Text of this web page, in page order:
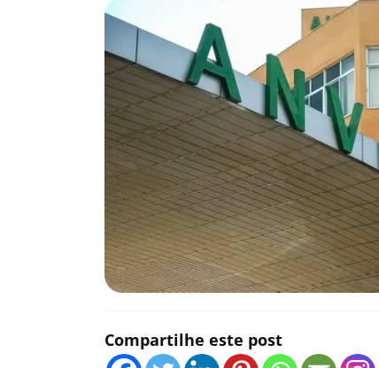
Compartilhe este post